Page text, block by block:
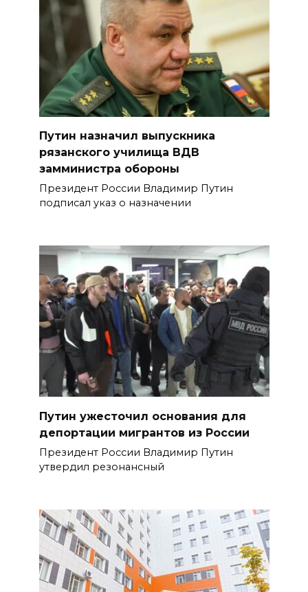
Путин назначил выпускника
рязанского училища ВДВ
замминистра обороны
Президент России Владимир Путин
подписал указ о назначении
Путин ужесточил основания для
депортации мигрантов из России
Президент России Владимир Путин
утвердил резонансный